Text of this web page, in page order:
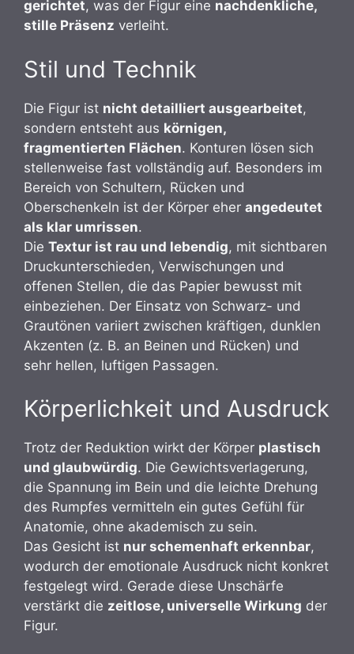
gerichtet, was der Figur eine nachdenkliche,
stille Präsenz verleiht.
Stil und Technik
Die Figur ist nicht detailliert ausgearbeitet,
sondern entsteht aus körnigen,
fragmentierten Flächen. Konturen lösen sich
stellenweise fast vollständig auf. Besonders im
Bereich von Schultern, Rücken und
Oberschenkeln ist der Körper eher angedeutet
als klar umrissen.
Die Textur ist rau und lebendig, mit sichtbaren
Druckunterschieden, Verwischungen und
offenen Stellen, die das Papier bewusst mit
einbeziehen. Der Einsatz von Schwarz- und
Grautönen variiert zwischen kräftigen, dunklen
Akzenten (z. B. an Beinen und Rücken) und
sehr hellen, luftigen Passagen.
Körperlichkeit und Ausdruck
Trotz der Reduktion wirkt der Körper plastisch
und glaubwürdig. Die Gewichtsverlagerung,
die Spannung im Bein und die leichte Drehung
des Rumpfes vermitteln ein gutes Gefühl für
Anatomie, ohne akademisch zu sein.
Das Gesicht ist nur schemenhaft erkennbar,
wodurch der emotionale Ausdruck nicht konkret
festgelegt wird. Gerade diese Unschärfe
verstärkt die zeitlose, universelle Wirkung der
Figur.